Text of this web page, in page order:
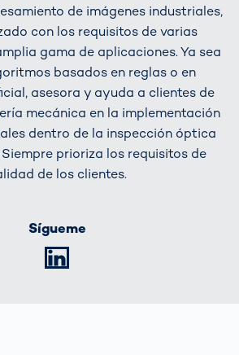
de imágenes industriales,
con los requisitos de varias
gama de aplicaciones. Ya sea
basados en reglas o en
asesora y ayuda a clientes de
mecánica en la implementación
dentro de la inspección óptica
prioriza los requisitos de
de los clientes.
Sígueme